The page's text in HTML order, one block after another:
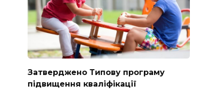
Затверджено Типову програму
підвищення кваліфікації